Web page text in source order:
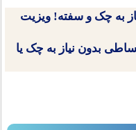
به چک و سفته! ویزیت
بدون نیاز به چک یا